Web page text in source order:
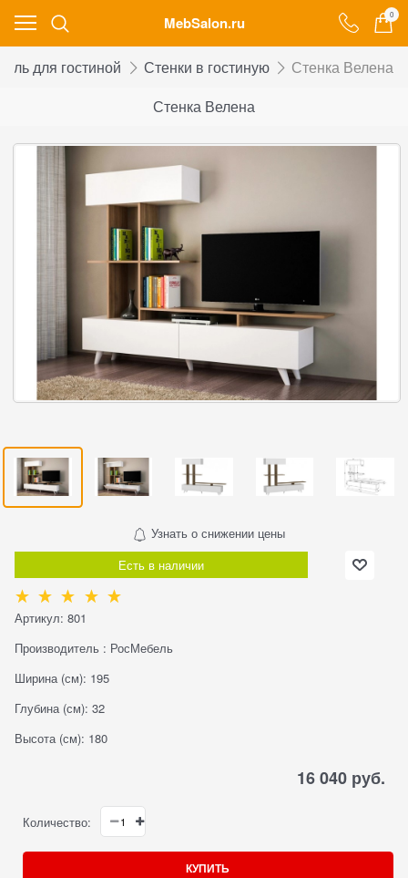
MebSalon.ru 0
для гостиной Стенки в гостиную
Стенка Велена
Стенка Велена
Узнать о снижении цены
Есть в наличии
Артикул: 801
Производитель : РосМебель
Ширина (см): 195
Глубина (см): 32
Высота (см): 180
16 040 руб.
Количество:
КУПИТЬ